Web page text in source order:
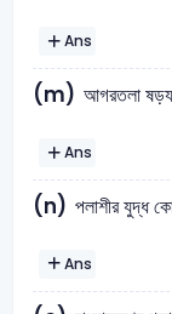
Ans
(m) আগরতলা
Ans
(n) পলাশীর যুদ্ধ
Ans